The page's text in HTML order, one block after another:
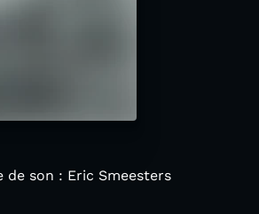
de son : Eric Smeesters